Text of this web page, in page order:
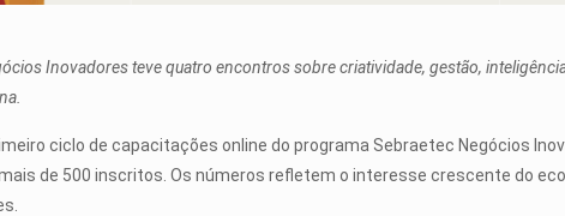
Inovadores teve quatro encontros sobre criatividade, gestão,
ciclo de capacitações online do programa Sebraetec Negócios
de 500 inscritos. Os números refletem o interesse crescente do